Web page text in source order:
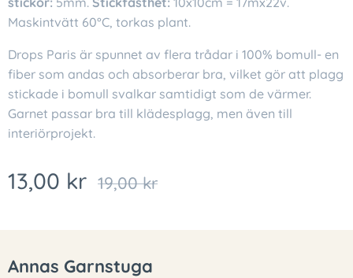
Maskintvätt 60°C, torkas plant.
Drops Paris är spunnet av flera trådar i 100% bomull- en
fiber som andas och absorberar bra, vilket gör att plagg
stickade i bomull svalkar samtidigt som de värmer.
Garnet passar bra till klädesplagg, men även till
interiörprojekt.
13,00 kr 19,00kr
Annas Garnstuga